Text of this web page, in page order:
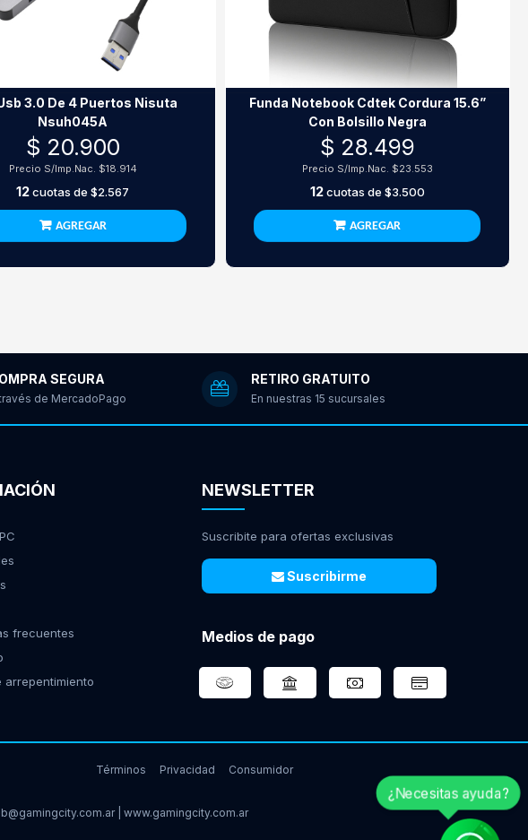
3.0 De 4 Puertos Nisuta
Nsuh045A
$ 20.900
Precio S/Imp.Nac. $18.914
12cuotas de$2.567
AGREGAR
Funda Notebook Cdtek Cordura 15.6”
Con Bolsillo Negra
$ 28.499
Precio S/Imp.Nac. $23.553
12cuotas de $3.500
AGREGAR
SEGURA
de MercadoPago
RETIRO GRATUITO
En nuestras 15 sucursales
frecuentes
arrepentimiento
NEWSLETTER
Suscribite para ofertas exclusivas
Suscribirme
Medios de pago
Términos Privacidad Consumidor
www.gamingcity.com.ar
¿Necesitas ayuda?